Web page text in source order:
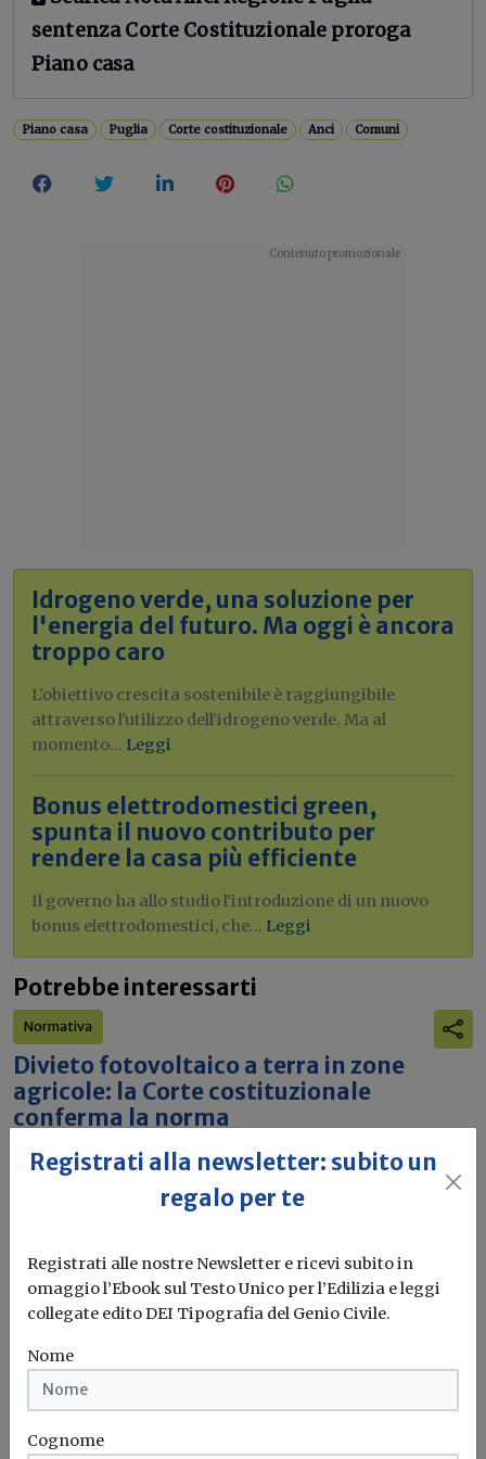
sentenza Corte Costituzionale proroga
Piano casa
Piano casa Puglia Corte costituzionale Anci Comuni
Idrogeno verde, una soluzione per
l'energia del futuro. Ma oggi è ancora
troppo caro
L'obiettivo crescita sostenibile è raggiungibile
attraverso l'utilizzo dell'idrogeno verde. Ma al
momento... Leggi
Bonus elettrodomestici green,
spunta il nuovo contributo per
rendere la casa più efficiente
Il governo ha allo studio l'introduzione di un nuovo
bonus elettrodomestici, che... Leggi
Potrebbe interessarti
Normativa
Divieto fotovoltaico a terra in zone
agricole: la Corte costituzionale
conferma la norma
Infondate le questioni di costituzionalità sulla norma che
vieta di installare impianti...
Normativa
Valutazione di Incidenza Ambientale
(VIncA) e norme regionali: sentenza
della Consulta
Non è illegittima la disposizione della Regione Toscana
Registrati alla newsletter: subito un
regalo per te
Registrati alle nostre Newsletter e ricevi subito in
omaggio l’Ebook sul Testo Unico per l’Edilizia e leggi
collegate edito DEI Tipografia del Genio Civile.
Nome
Cognome